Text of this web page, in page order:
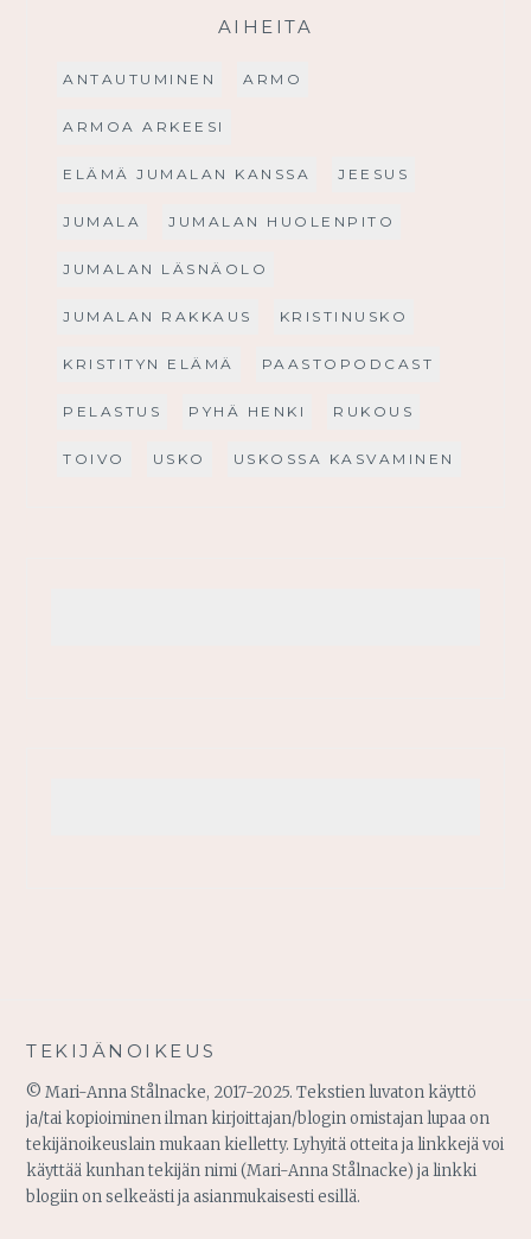
AIHEITA
ANTAUTUMINEN ARMO
ARMOA ARKEESI
ELÄMÄ JUMALAN KANSSA JEESUS
JUMALA JUMALAN HUOLENPITO
JUMALAN LÄSNÄOLO
JUMALAN RAKKAUS KRISTINUSKO
KRISTITYN ELÄMÄ PAASTOPODCAST
PELASTUS PYHÄ HENKI RUKOUS
TOIVO USKO USKOSSA KASVAMINEN
TEKIJÄNOIKEUS
© Mari-Anna Stålnacke, 2017-2025. Tekstien luvaton käyttö
ja/tai kopioiminen ilman kirjoittajan/blogin omistajan lupaa on
tekijänoikeuslain mukaan kielletty. Lyhyitä otteita ja linkkejä voi
käyttää kunhan tekijän nimi (Mari-Anna Stålnacke) ja linkki
blogiin on selkeästi ja asianmukaisesti esillä.